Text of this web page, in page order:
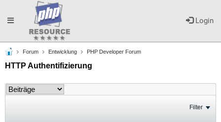
Login
Toggle
navigation
Forum Entwicklung PHP Developer Forum
HTTP Authentifizierung
Filter